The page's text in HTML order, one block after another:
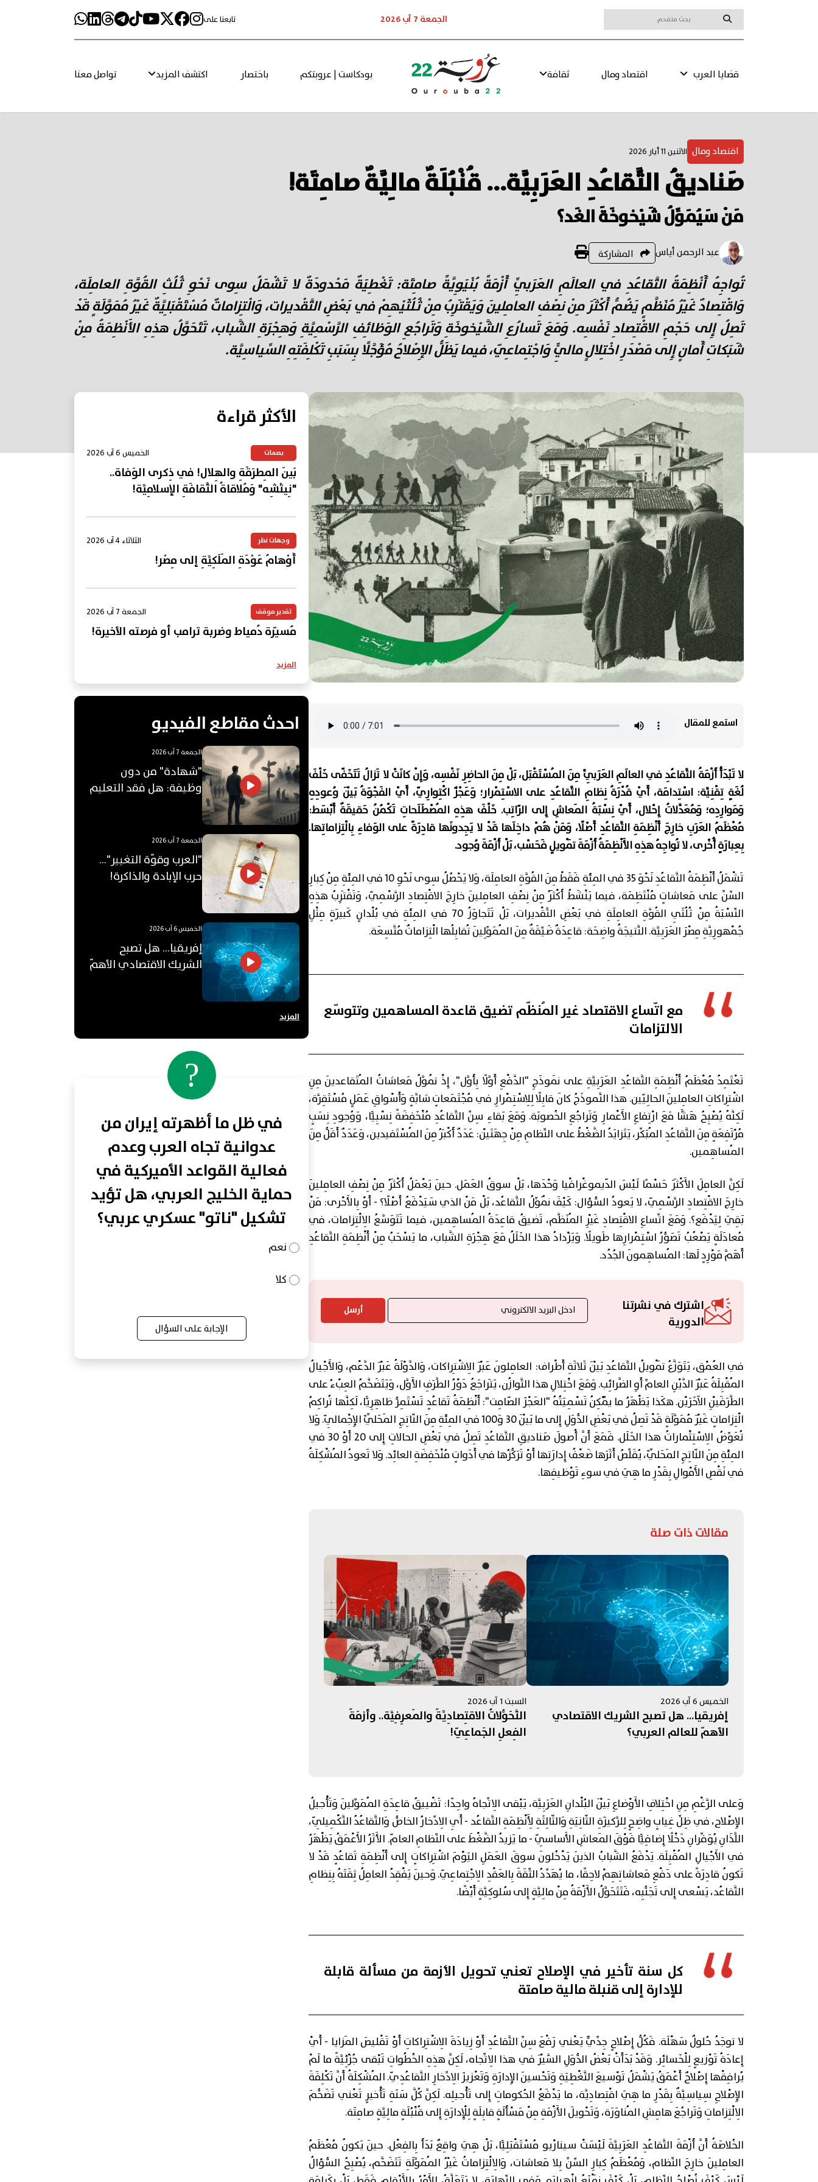
الجمعة 7 آب 2026 تابعنا على
قضايا العرب اقتصاد ومال ثقافة بودكاست | عروبتكم باختصار اكتشف المزيد تواصل معنا
اقتصاد ومال الاثنين 11 أيار 2026
صَناديقُ التَّقاعُدِ العَرَبِيَّة... قُنْبُلَةٌ مالِيَّةٌ صامِتَة!
مَنْ سَيُمَوِّلُ شَيْخوخَةَ الغَد؟
عبد الرحمن أياس المشاركة
تُواجِهُ أَنْظِمَةُ التَّقاعُدِ في العالَمِ العَرَبِيِّ أَزْمَةً بُنْيَوِيَّةً صامِتَة: تَغْطِيَةٌ مَحْدودَةٌ لا تَشْمَلُ سِوى نَحْوِ ثُلُثِ القُوَّةِ العامِلَة،
وَاقْتِصادٌ غَيْرُ مُنَظَّمٍ يَضُمُّ أَكْثَرَ مِنْ نِصْفِ العامِلينَ وَيَقْتَرِبُ مِنْ ثُلُثَيْهِمْ في بَعْضِ التَّقْديرات، وَالْتِزاماتٌ مُسْتَقْبَلِيَّةٌ غَيْرُ مُمَوَّلَةٍ قَدْ
تَصِلُ إِلى حَجْمِ الاقْتِصادِ نَفْسِه. وَمَعَ تَسارُعِ الشَّيْخوخَةِ وَتَراجُعِ الوَظائِفِ الرَّسْمِيَّةِ وَهِجْرَةِ الشَّباب، تَتَحَوَّلُ هذِهِ الأَنْظِمَةُ مِنْ
شَبَكاتِ أَمانٍ إِلى مَصْدَرِ اخْتِلالٍ مالِيٍّ وَاجْتِماعِيّ، فيما يَظَلُّ الإِصْلاحُ مُؤَجَّلًا بِسَبَبِ تَكْلِفَتِهِ السِّياسِيَّة.
استمع للمقال
لا تَبْدَأُ أَزْمَةُ التَّقاعُدِ في العالَمِ العَرَبِيِّ مِنَ المُسْتَقْبَل، بَلْ مِنَ الحاضِرِ نَفْسِه، وَإِنْ كانَتْ لا تَزالُ تَتَخَفّى خَلْفَ
لُغَةٍ تِقْنِيَّة: اسْتِدامَة، أَيْ قُدْرَةُ نِظامِ التَّقاعُدِ على الاسْتِمْرار؛ وَعَجْزٌ اكْتِوارِيّ، أَيْ الفَجْوَةُ بَيْنَ وُعودِهِ
وَمَوارِدِه؛ وَمُعَدَّلاتُ إِحْلال، أَيْ نِسْبَةُ المَعاشِ إِلى الرّاتِب. خَلْفَ هذِهِ المُصْطَلَحاتِ تَكْمُنُ حَقيقَةٌ أَبْسَط:
مُعْظَمُ العَرَبِ خارِجَ أَنْظِمَةِ التَّقاعُدِ أَصْلًا، وَمَنْ هُمْ داخِلَها قَدْ لا يَجِدونَها قادِرَةً على الوَفاءِ بِالْتِزاماتِها.
بِعِبارَةٍ أُخْرى، لا تُواجِهُ هذِهِ الأَنْظِمَةُ أَزْمَةَ تَمْويلٍ فَحَسْب، بَلْ أَزْمَةَ وُجود.
تَشْمَلُ أَنْظِمَةُ التَّقاعُدِ نَحْوَ 35 في المِئَةِ فَقَطْ مِنَ القُوَّةِ العامِلَة، وَلا يَحْصُلُ سِوى نَحْوِ 10 في المِئَةِ مِنْ كِبارِ
السِّنِّ على مَعاشاتٍ مُنْتَظِمَة، فيما يَنْشَطُ أَكْثَرُ مِنْ نِصْفِ العامِلينَ خارِجَ الاقْتِصادِ الرَّسْمِيّ، وَتَقْتَرِبُ هذِهِ
النِّسْبَةُ مِنْ ثُلُثَيِ القُوَّةِ العامِلَةِ في بَعْضِ التَّقْديرات، بَلْ تَتَجاوَزُ 70 في المِئَةِ في بُلْدانٍ كَبيرَةٍ مِثْلِ
جُمْهورِيَّةِ مِصْرَ العَرَبِيَّة. النَّتيجَةُ واضِحَة: قاعِدَةٌ ضَيِّقَةٌ مِنَ المُمَوِّلِينَ تُقابِلُها الْتِزاماتٌ مُتَّسِعَة.
مع اتّساع الاقتصاد غير المُنظّم تضيق قاعدة المساهمين وتتوسّع
الالتزامات
تَعْتَمِدُ مُعْظَمُ أَنْظِمَةِ التَّقاعُدِ العَرَبِيَّةِ على نَموذَجِ "الدَّفْعِ أَوَّلًا بِأَوَّل"، إِذْ تُموَّلُ مَعاشاتُ المُتَقاعدينَ مِنِ
اشْتِراكاتِ العامِلينَ الحالِيّين. هذا النَّموذَجُ كانَ قابِلًا لِلِاسْتِمْرارِ في مُجْتَمَعاتٍ شابَّةٍ وَأَسْواقِ عَمَلٍ مُسْتَقِرَّة،
لَكِنَّهُ يُصْبِحُ هَشًّا مَعَ ارْتِفاعِ الأَعْمارِ وَتَراجُعِ الخُصوبَة. وَمَعَ بَقاءِ سِنِّ التَّقاعُدِ مُنْخَفِضَةً نِسْبِيًّا، وَوُجودِ نِسَبٍ
مُرْتَفِعَةٍ مِنَ التَّقاعُدِ المُبَكِّر، يَتَزايَدُ الضَّغْطُ على النِّظامِ مِنْ جِهَتَيْن: عَدَدٌ أَكْبَرُ مِنَ المُسْتَفيدين، وَعَدَدٌ أَقَلُّ مِنَ
المُساهِمين.
لَكِنَّ العامِلَ الأَكْثَرَ حَسْمًا لَيْسَ الدّيموغْرافْيا وَحْدَها، بَلْ سوقُ العَمَل. حينَ يَعْمَلُ أَكْثَرُ مِنْ نِصْفِ العامِلينَ
خارِجَ الاقْتِصادِ الرَّسْمِيّ، لا يَعودُ السُّؤال: كَيْفَ نُمَوِّلُ التَّقاعُد، بَلْ مَنْ الذي سَيَدْفَعُ أَصْلًا؟ - أَوْ بِالأَحْرى: مَنْ
بَقِيَ لِيَدْفَع؟. وَمَعَ اتِّساعِ الاقْتِصادِ غَيْرِ المُنَظَّم، تَضيقُ قاعِدَةُ المُساهِمين، فيما تَتَوَسَّعُ الِالْتِزامات، في
مُعادَلَةٍ يَصْعُبُ تَصَوُّرُ اسْتِمْرارِها طَويلًا. وَيَزْدادُ هذا الخَلَلُ مَعَ هِجْرَةِ الشَّباب، ما يَسْحَبُ مِنْ أَنْظِمَةِ التَّقاعُدِ
أَهَمَّ مَوْرِدٍ لَها: المُساهِمونَ الجُدُد.
اشترك في نشرتنا
الدورية
أرسل
في العُمْق، يَتَوَزَّعُ تَمْويلُ التَّقاعُدِ بَيْنَ ثَلاثَةِ أَطْراف: العامِلونَ عَبْرَ الِاشْتِراكات، وَالدَّوْلَةُ عَبْرَ الدَّعْم، وَالأَجْيالُ
المُقْبِلَةُ عَبْرَ الدَّيْنِ العامِّ أَوِ الضَّرائِب. وَمَعَ اخْتِلالِ هذا التَّوازُن، يَتَراجَعُ دَوْرُ الطَّرَفِ الأَوَّل، وَيَتَضَخَّمُ العِبْءُ على
الطَّرَفَيْنِ الآخَرَيْن. هكَذا يَظْهَرُ ما يُمْكِنُ تَسْمِيَتُهُ "العَجْزَ الصّامِت": أَنْظِمَةُ تَقاعُدٍ تَسْتَمِرُّ ظاهِرِيًّا، لَكِنَّها تُراكِمُ
الْتِزاماتٍ غَيْرَ مُمَوَّلَةٍ قَدْ تَصِلُ في بَعْضِ الدُّوَلِ إِلى ما بَيْنَ 30 وَ100 في المِئَةِ مِنَ النّاتِجِ المَحَلِّيِّ الإِجْمالِيّ. وَلا
تُعَوِّضُ الِاسْتِثْماراتُ هذا الخَلَل. فَمَعَ أَنَّ أُصولَ صَناديقِ التَّقاعُدِ تَصِلُ في بَعْضِ الحالاتِ إِلى 20 أَوْ 30 في
المِئَةِ مِنَ النّاتِجِ المَحَلِّيّ، يُقَلِّصُ أَثَرَها ضَعْفُ إِدارَتِها أَوْ تَرَكُّزُها في أَدَواتٍ مُنْخَفِضَةِ العائِد. وَلا تَعودُ المُشْكِلَةُ
في نَقْصِ الأَمْوالِ بِقَدْرِ ما هِيَ في سوءِ تَوْظيفِها.
مقالات ذات صلة
الخميس 6 آب 2026
إفريقيا... هل تصبح الشريك الاقتصادي
الأهمّ للعالم العربي؟
السبت 1 آب 2026
التَّحَوُّلاتُ الاقتِصادِيَّةُ والمَعرِفِيَّة.. وأزمَةُ
الفِعلِ الجَماعِيّ!
وَعلى الرَّغْمِ مِنِ اخْتِلافِ الأَوْضاعِ بَيْنَ البُلْدانِ العَرَبِيَّة، يَبْقى الِاتِّجاهُ واحِدًا: تَضْييقُ قاعِدَةِ المُمَوِّلينَ وَتَأْجيلُ
الإِصْلاح، في ظِلِّ غِيابٍ واضِحٍ لِلرَّكيزَةِ الثّانِيَةِ وَالثّالِثَةِ لِأَنْظِمَةِ التَّقاعُد - أَيِ الِادِّخارُ الخاصُّ وَالتَّقاعُدُ التَّكْمِيلِيّ،
اللَّذَانِ يُوَفِّرانِ دَخْلًا إِضافِيًّا فَوْقَ المَعاشِ الأَساسِيّ - ما يَزيدُ الضَّغْطَ على النِّظامِ العامّ. الأَثَرُ الأَعْمَقُ يَظْهَرُ
في الأَجْيالِ المُقْبِلَة. يَدْفَعُ الشَّبابُ الذينَ يَدْخُلونَ سوقَ العَمَلِ اليَوْمَ اشْتِراكاتٍ إِلى أَنْظِمَةِ تَقاعُدٍ قَدْ لا
تَكونُ قادِرَةً على دَفْعِ مَعاشاتِهِمْ لاحِقًا، ما يُهَدِّدُ الثِّقَةَ بِالعَقْدِ الِاجْتِماعِيّ. وَحينَ يَفْقِدُ العامِلُ ثِقَتَهُ بِنِظامِ
التَّقاعُد، يَسْعى إِلى تَجَنُّبِه، فَتَتَحَوَّلُ الأَزْمَةُ مِنْ مالِيَّةٍ إِلى سُلوكِيَّةٍ أَيْضًا.
كل سنة تأخير في الإصلاح تعني تحويل الأزمة من مسألة قابلة
للإدارة إلى قنبلة مالية صامتة
لا توجَدُ حُلولٌ سَهْلَة. فَكُلُّ إِصْلاحٍ جِدِّيٍّ يَعْني رَفْعَ سِنِّ التَّقاعُدِ أَوْ زِيادَةَ الِاشْتِراكاتِ أَوْ تَقْليصَ المَزايا - أَيْ
إِعادَةُ تَوْزيعٍ لِلْخَسائِر. وَقَدْ بَدَأَتْ بَعْضُ الدُّوَلِ السَّيْرَ في هذا الِاتِّجاه، لَكِنَّ هذِهِ الخُطُواتِ تَبْقى جُزْئِيَّةً ما لَمْ
يُرافِقْها إِصْلاحٌ أَعْمَقُ يَشْمَلُ تَوْسيعَ التَّغْطِيَةِ وَتَحْسينَ الإِدارَةِ وَتَعْزيزَ الِادِّخارِ التَّقاعُدِيّ. المُشْكِلَةُ أَنَّ تَكْلِفَةَ
الإِصْلاحِ سِياسِيَّةٌ بِقَدْرِ ما هِيَ اقْتِصادِيَّة، ما يَدْفَعُ الحُكوماتِ إِلى تَأْجيلِه. لَكِنَّ كُلَّ سَنَةِ تَأْخيرٍ تَعْني تَضَخُّمَ
الِالْتِزاماتِ وَتَراجُعَ هامِشِ المُناوَرَة، وَتَحْويلَ الأَزْمَةِ مِنْ مَسْأَلَةٍ قابِلَةٍ لِلْإِدارَةِ إِلى قُنْبُلَةٍ مالِيَّةٍ صامِتَة.
الخُلاصَةُ أَنَّ أَزْمَةَ التَّقاعُدِ العَرَبِيَّةَ لَيْسَتْ سينارْيو مُسْتَقْبَلِيًّا، بَلْ هِيَ واقِعٌ بَدَأَ بِالفِعْل. حينَ يَكونُ مُعْظَمُ
العامِلينَ خارِجَ النِّظام، وَمُعْظَمُ كِبارِ السِّنِّ بِلا مَعاشات، وَالِالْتِزاماتُ غَيْرُ المُمَوَّلَةِ تَتَضَخَّم، يُصْبِحُ السُّؤالُ
الأكثر قراءة
بصمات الخميس 6 آب 2026
بَينَ المِطرَقَةِ والهِلال! في ذِكرى الوَفاة..
"نِيتْشِه" وَمُلاقاةُ الثَّقافَةِ الإسلامِيَّة!
وجهات نظر الثلاثاء 4 آب 2026
أَوْهامُ عَوْدَةِ المَلَكِيَّةِ إلى مِصْر!
تقدير موقف الجمعة 7 آب 2026
مُسيّرة دُمياط وضربة ترامب أو فرصته الأخيرة!
المزيد
احدث مقاطع الفيديو
الجمعة 7 آب 2026
"شهادة" من دون
وظيفة: هل فقد التعليم
الجامعي قيمته؟
الجمعة 7 آب 2026
"العرب وقوّة التغيير"...
حرب الإبادة والذاكرة!
الخميس 6 آب 2026
إفريقيا... هل تصبح
الشريك الاقتصادي الأهمّ
المزيد
?
في ظل ما أظهرته إيران من
عدوانية تجاه العرب وعدم
فعالية القواعد الأميركية في
حماية الخليج العربي، هل تؤيد
تشكيل "ناتو" عسكري عربي؟
نعم
كلا
الإجابة على السؤال